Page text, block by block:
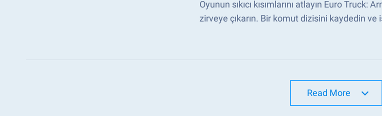
Oyunun sıkıcı kısımlarını atlayın Euro
zirveye çıkarın. Bir komut dizisini kaydedin ve
Read More